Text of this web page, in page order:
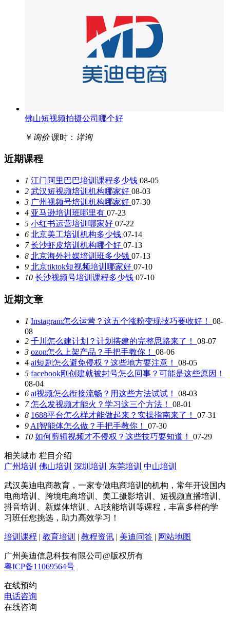
佛山短视频拍摄公司哪个好
￥ 询价 课时： 详询
近期课程
1 江门阿里巴巴培训课程多少钱 08-05
2 武汉短视频培训机构哪家好 08-03
3 广州视频号培训机构哪家好 07-30
4 亚马逊培训班哪里有 07-23
5 小红书运营培训哪家好 07-22
6 北京美工培训机构多少钱 07-14
7 长沙虾皮培训机构哪个好 07-13
8 北京海外社媒培训班多少钱 07-13
9 北京tiktok短视频培训哪家好 07-10
10 长沙视频号培训课程多少钱 07-10
近期文章
1 Instagram怎么运营？这五个涨粉变现技巧要收好！ 08-
08
2 千川怎么建计划？计划搭建的完整思路来了！ 08-07
3 ozon怎么上架产品？手把手教你！ 08-06
4 ai短剧怎么避免侵权？这些地方要注意！ 08-05
5 facebook刚创建就被封号怎么回事？可能是这些原因！
08-04
6 ai视频怎么衔接流畅？用这些方法试试！ 08-03
7 怎么发视频才能火？学习这三个方法！ 08-01
8 1688平台怎么样才能做起来？实操指南来了！ 07-31
9 AI智能体怎么做？手把手教你！ 07-30
10 如何剪辑视频才不侵权？这些技巧要知道！ 07-29
相关城市 栏目介绍
广州培训 佛山培训 深圳培训 东莞培训 中山培训
武汉美迪电商教育，一家专做电商培训的机构，常年开设国内
电商培训、跨境电商培训、美工摄影培训、短视频直播培训、
抖音培训、新媒体培训、AI技能培训等课程，丰富多样的学
习班任您挑选，助力高效学习！
培训课程 | 教育培训 | 教程资讯 | 美迪问答 | 网站地图
广州美迪信息科技有限公司@版权所有
粤ICP备11069564号
在线预约
电话咨询
在线咨询